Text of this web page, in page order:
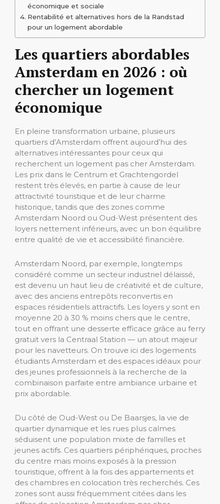
économique et sociale
Rentabilité et alternatives hors de la Randstad
pour un logement abordable
Les quartiers abordables
Amsterdam en 2026 : où
chercher un logement
économique
En pleine transformation urbaine, plusieurs
quartiers d’Amsterdam offrent aujourd’hui des
alternatives intéressantes pour ceux qui
recherchent un logement pas cher Amsterdam.
Les prix dans le Centrum et Grachtengordel
restent très élevés, en partie à cause de leur
attractivité touristique et de leur charme
historique, tandis que des zones comme
Amsterdam Noord ou Oud-West présentent des
loyers nettement inférieurs, avec un bon équilibre
entre qualité de vie et accessibilité financière.
Amsterdam Noord, par exemple, longtemps
considéré comme un secteur industriel délaissé,
est devenu un haut lieu de créativité et de culture,
avec des anciens entrepôts reconvertis en
espaces résidentiels attractifs. Les loyers y sont en
moyenne 20 à 30 % moins chers que le centre,
tout en offrant une desserte efficace grâce au ferry
gratuit vers la Centraal Station — un atout majeur
pour les navetteurs. On trouve ici des logements
étudiants Amsterdam et des espaces idéaux pour
des jeunes professionnels à la recherche de la
combinaison parfaite entre ambiance urbaine et
prix abordable.
Du côté de Oud-West ou De Baarsjes, la vie de
quartier dynamique et les rues plus calmes
séduisent une population mixte de familles et
jeunes actifs. Ces quartiers périphériques, proches
du centre mais moins exposés à la pression
touristique, offrent à la fois des appartements et
des chambres en colocation très recherchés. Ces
zones sont aussi fréquemment citées dans les